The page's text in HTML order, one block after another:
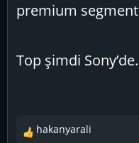
premium
Top şimdi
T
hakanyarali